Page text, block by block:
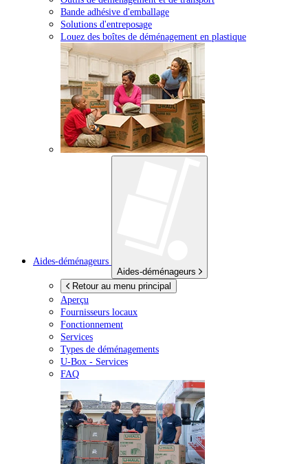
Bande adhésive d'emballage
Solutions d'entreposage
Louez des boîtes de déménagement en plastique
Aides-déménageurs
Aides-déménageurs
Retour au menu principal
Aperçu
Fournisseurs locaux
Fonctionnement
Services
Types de déménagements
U-Box - Services
FAQ